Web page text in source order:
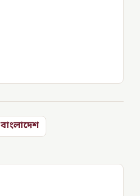
বাংলাদেশ